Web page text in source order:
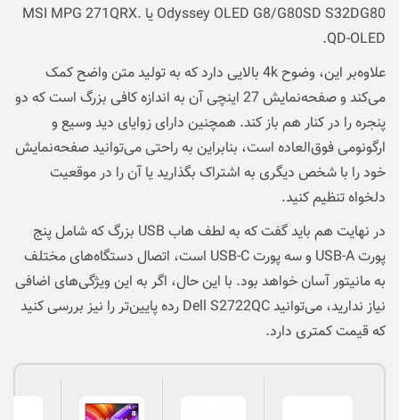
Odyssey OLED G8/G80SD S32DG80 یا MSI MPG 271QRX.
QD-OLED.
علاوه‌بر این، وضوح 4k بالایی دارد که به تولید متن واضح کمک
می‌کند و صفحه‌نمایش 27 اینچی آن به اندازه کافی بزرگ است که دو
پنجره را در کنار هم باز کند. همچنین دارای زوایای دید وسیع و
ارگونومی فوق‌العاده است، بنابراین به راحتی می‌توانید صفحه‌نمایش
خود را با شخص دیگری به اشتراک بگذارید یا آن را در موقعیت
دلخواه تنظیم کنید.
در نهایت هم باید گفت که به لطف هاب USB بزرگ که شامل پنج
پورت USB-A و سه پورت USB-C است، اتصال دستگاه‌های مختلف
به مانیتور آسان خواهد بود. با این حال، اگر به این ویژگی‌های اضافی
نیاز ندارید، می‌توانید Dell S2722QC رده پایین‌تر را نیز بررسی کنید
که قیمت کمتری دارد.